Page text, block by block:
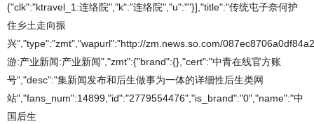
{"clk":"ktravel_1:连络院","k":"连络院","u":""}],"title":"传统屯子奈何护
住乡土走向振
兴","type":"zmt","wapurl":"http://zm.news.so.com/
游:产业新闻:产业新闻","zmt":{"brand":{},"cert":"中青在线官方账
号","desc":"集新闻发布和后生做事为一体的详细性后生类网
站","fans_num":14899,"id":"2779554476","is_brand":"0","name":"中
国后生